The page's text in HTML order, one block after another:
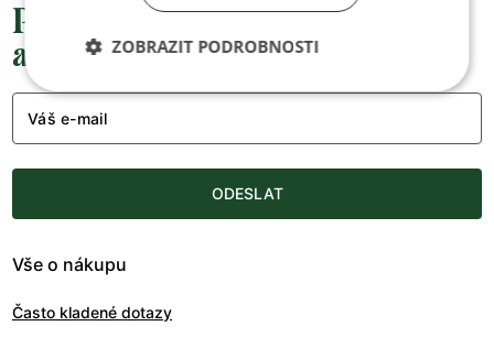
Přednostní informace o soutěžích,
akcích a novinkách
Váš e-mail
ODESLAT
Vše o nákupu
Často kladené dotazy
ZOBRAZIT PODROBNOSTI